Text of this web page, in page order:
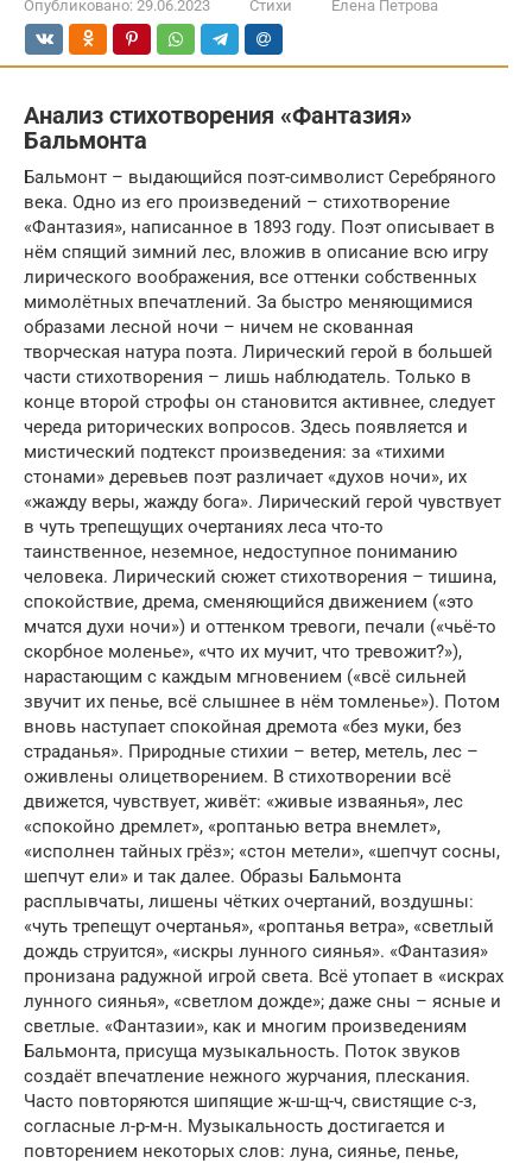
Опубликовано: 29.06.2023 Стихи Елена Петрова
Анализ стихотворения «Фантазия»
Бальмонта
Бальмонт – выдающийся поэт-символист Серебряного
века. Одно из его произведений – стихотворение
«Фантазия», написанное в 1893 году. Поэт описывает в
нём спящий зимний лес, вложив в описание всю игру
лирического воображения, все оттенки собственных
мимолётных впечатлений. За быстро меняющимися
образами лесной ночи – ничем не скованная
творческая натура поэта. Лирический герой в большей
части стихотворения – лишь наблюдатель. Только в
конце второй строфы он становится активнее, следует
череда риторических вопросов. Здесь появляется и
мистический подтекст произведения: за «тихими
стонами» деревьев поэт различает «духов ночи», их
«жажду веры, жажду бога». Лирический герой чувствует
в чуть трепещущих очертаниях леса что-то
таинственное, неземное, недоступное пониманию
человека. Лирический сюжет стихотворения – тишина,
спокойствие, дрема, сменяющийся движением («это
мчатся духи ночи») и оттенком тревоги, печали («чьё-то
скорбное моленье», «что их мучит, что тревожит?»),
нарастающим с каждым мгновением («всё сильней
звучит их пенье, всё слышнее в нём томленье»). Потом
вновь наступает спокойная дремота «без муки, без
страданья». Природные стихии – ветер, метель, лес –
оживлены олицетворением. В стихотворении всё
движется, чувствует, живёт: «живые изваянья», лес
«спокойно дремлет», «роптанью ветра внемлет»,
«исполнен тайных грёз»; «стон метели», «шепчут сосны,
шепчут ели» и так далее. Образы Бальмонта
расплывчаты, лишены чётких очертаний, воздушны:
«чуть трепещут очертанья», «роптанья ветра», «светлый
дождь струится», «искры лунного сиянья». «Фантазия»
пронизана радужной игрой света. Всё утопает в «искрах
лунного сиянья», «светлом дожде»; даже сны – ясные и
светлые. «Фантазии», как и многим произведениям
Бальмонта, присуща музыкальность. Поток звуков
создаёт впечатление нежного журчания, плескания.
Часто повторяются шипящие ж-ш-щ-ч, свистящие с-з,
согласные л-р-м-н. Музыкальность достигается и
повторением некоторых слов: луна, сиянье, пенье,